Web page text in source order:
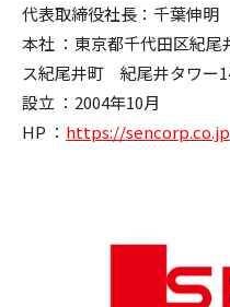
代表取締役社長：千葉伸明
本社 ：東京都千代田区紀
ス紀尾井町 紀尾井タワー
設立 ：2004年10月
HP ： https://sencorp.co.jp